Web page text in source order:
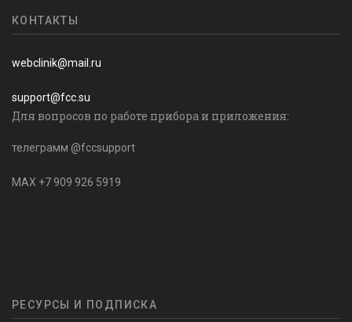
КОНТАКТЫ
webclinik@mail.ru
support@fcc.su
Для вопросов по работе прибора и приложения:
телеграмм @fccsupport
MAX +7 909 926 5919
РЕСУРСЫ И ПОДПИСКА